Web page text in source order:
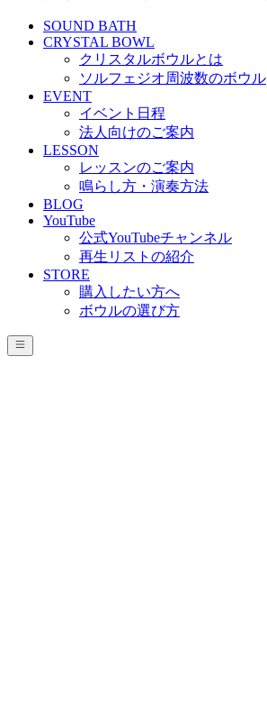
SOUND BATH
CRYSTAL BOWL
クリスタルボウルとは
ソルフェジオ周波数のボウル
EVENT
イベント日程
法人向けのご案内
LESSON
レッスンのご案内
鳴らし方・演奏方法
BLOG
YouTube
公式YouTubeチャンネル
再生リストの紹介
STORE
購入したい方へ
ボウルの選び方